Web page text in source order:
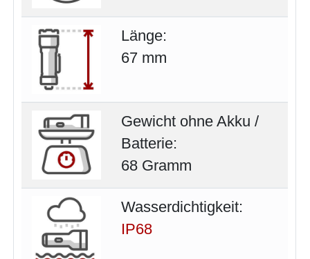
Länge:
67 mm
Gewicht ohne Akku /
Batterie:
68 Gramm
Wasserdichtigkeit:
IP68